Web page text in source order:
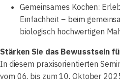
Gemeinsames Kochen:
Einfachheit – beim
biologisch hochwertigen
Stärken Sie das Bewusstsein
In diesem praxisorientierten
vom 06. bis zum 10. Oktober